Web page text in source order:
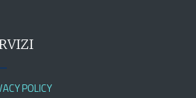
POLICY